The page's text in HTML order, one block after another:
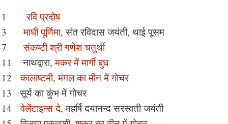
1रवि प्रदोष
3माघी पूर्णिमा, संत रविदास जयंती, थाई पूसम
7संकष्टी श्री गणेश चतुर्थी
11 नाथद्वारा,मकर में मार्गी बुध
12कालाष्टमी,मंगल का मीन में गोचर
13 सूर्य का कुंभ में गोचर
14वेलेंटाइन्स दे, महर्षि दयानन्द सरस्वती जयंती